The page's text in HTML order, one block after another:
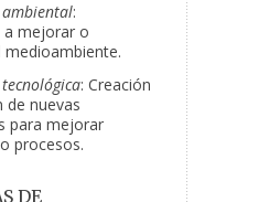
:
a mejorar o
: Creación
de nuevas
para mejorar
procesos.
DE